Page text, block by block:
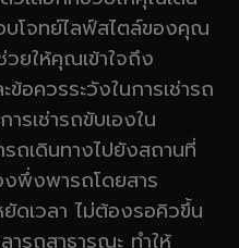
โจทย์ไลฟ์สไตล์ของคุณ
ยให้คุณเข้าใจถึง
อควรระวังในการเช่ารถ
รเช่ารถขับเองใน
ถเดินทางไปยังสถานที่
พึ่งพารถโดยสาร
ดเวลา ไม่ต้องรอคิวขึ้น
ารถสาธารณะ ทำให้